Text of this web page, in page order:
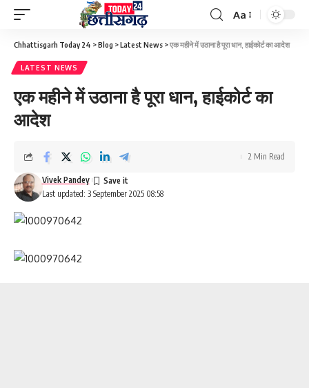
Font
Resizer
Aa
Chhattisgarh Today 24 >Blog >Latest News >एक महीने में उठाना है पूरा धान, हाईकोर्ट का आदेश
LATEST NEWS
एक महीने में उठाना है पूरा धान, हाईकोर्ट का
आदेश
Last updated: 3 September 2025 08:58
Vivek Pandey
2 Min Read